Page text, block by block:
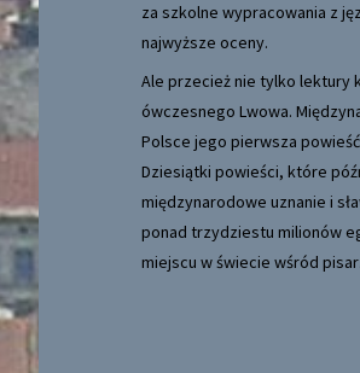
za szkolne wypracowania z
najwyższe oceny.
Ale przecież nie tylko lektury
ówczesnego Lwowa.
Polsce jego pierwsza
Dziesiątki powieści, które
międzynarodowe uznanie i
ponad trzydziestu milionów
miejscu w świecie wśród